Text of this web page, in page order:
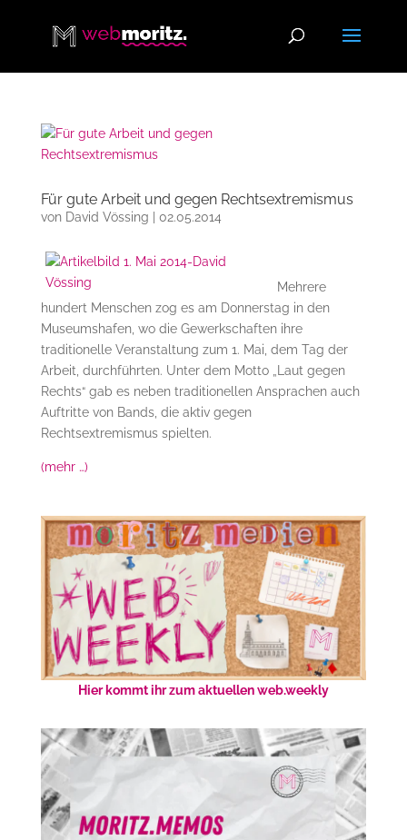
Für gute Arbeit und gegen Rechtsextremismus
von David Vössing 02.05.2014
Mehrere
hundert Menschen zog es am Donnerstag in den
Museumshafen, wo die Gewerkschaften ihre
traditionelle Veranstaltung zum 1. Mai, dem Tag der
Arbeit, durchführten. Unter dem Motto „Laut gegen
Rechts“ gab es neben traditionellen Ansprachen auch
Auftritte von Bands, die aktiv gegen
Rechtsextremismus spielten.
(mehr …)
Hier kommt ihr zum aktuellen web.weekly